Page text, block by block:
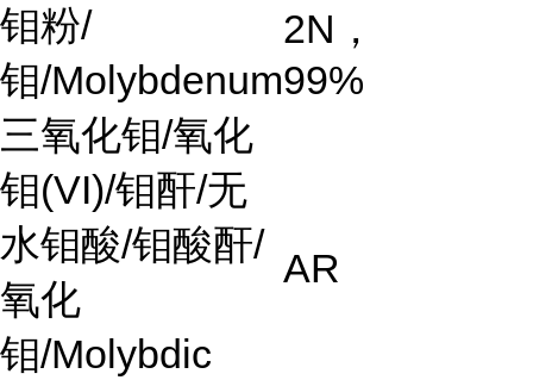
钼粉/
钼/Molybdenum
2N ，
99%
三氧化钼/氧化
钼(VI)/钼酐/无
水钼酸/钼酸酐/
氧化
钼/Molybdic
AR